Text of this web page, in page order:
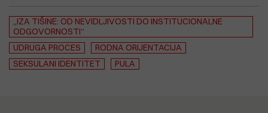
„IZA TIŠINE: OD NEVIDLJIVOSTI DO INSTITUCIONALNE
ODGOVORNOSTI“
UDRUGA PROCES
RODNA ORIJENTACIJA
SEKSULANI IDENTITET
PULA